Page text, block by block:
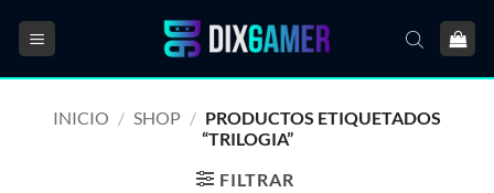
INICIO / SHOP / PRODUCTOS ETIQUETADOS
“TRILOGIA”
FILTRAR